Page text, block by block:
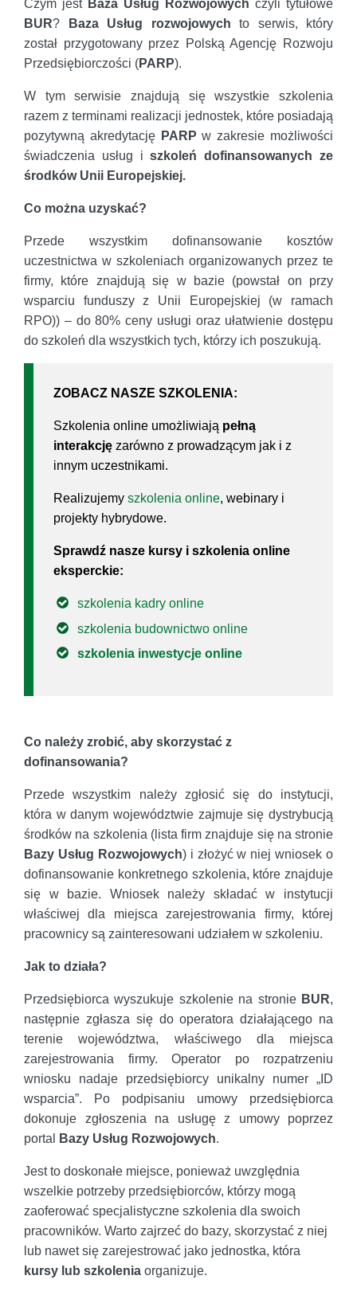
Czym jest Baza Usług Rozwojowych czyli tytułowe
BUR? Baza Usług rozwojowych to serwis, który
został przygotowany przez Polską Agencję Rozwoju
Przedsiębiorczości (PARP).
W tym serwisie znajdują się wszystkie szkolenia
razem z terminami realizacji jednostek, które posiadają
pozytywną akredytację PARP w zakresie możliwości
świadczenia usług iszkoleń dofinansowanych ze
środków Unii Europejskiej.
Co można uzyskać?
Przede wszystkim dofinansowanie kosztów
uczestnictwa w szkoleniach organizowanych przez te
firmy, które znajdują się w bazie (powstał on przy
wsparciu funduszy z Unii Europejskiej (w ramach
RPO)) – do 80% ceny usługi oraz ułatwienie dostępu
do szkoleń dla wszystkich tych, którzy ich poszukują.
ZOBACZ NASZE SZKOLENIA:
Szkolenia online umożliwiają pełną
interakcję zarówno z prowadzącym jak i z
innym uczestnikami.
Realizujemy szkolenia online, webinary i
projekty hybrydowe.
Sprawdź nasze kursy i szkolenia online
eksperckie:
szkolenia kadry online
szkolenia budownictwo online
szkolenia inwestycje online
Co należy zrobić, aby skorzystać z
dofinansowania?
Przede wszystkim należy zgłosić się do instytucji,
która w danym województwie zajmuje się dystrybucją
środków na szkolenia (lista firm znajduje się na stronie
Bazy Usług Rozwojowych) i złożyć w niej wniosek o
dofinansowanie konkretnego szkolenia, które znajduje
się w bazie. Wniosek należy składać w instytucji
właściwej dla miejsca zarejestrowania firmy, której
pracownicy są zainteresowani udziałem w szkoleniu.
Jak to działa?
Przedsiębiorca wyszukuje szkolenie na stronie BUR,
następnie zgłasza się do operatora działającego na
terenie województwa, właściwego dla miejsca
zarejestrowania firmy. Operator po rozpatrzeniu
wniosku nadaje przedsiębiorcy unikalny numer „ID
wsparcia”. Po podpisaniu umowy przedsiębiorca
dokonuje zgłoszenia na usługę z umowy poprzez
portal
Bazy Usług Rozwojowych.
Jest to doskonałe miejsce, ponieważ uwzględnia
wszelkie potrzeby przedsiębiorców, którzy mogą
zaoferować specjalistyczne szkolenia dla swoich
pracowników. Warto zajrzeć do bazy, skorzystać z niej
lub nawet się zarejestrować jako jednostka, która
kursy lub szkolenia organizuje.